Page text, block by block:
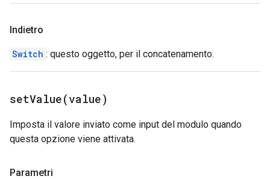
Indietro
Switch : questo oggetto, per il concatenamento.
setValue(value)
Imposta il valore inviato come input del modulo quando
questa opzione viene attivata.
Parametri